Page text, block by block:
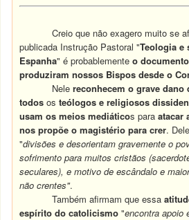
Creio que não exagero muito se
publicada Instrução Pastoral "Teologia e
Espanha" é probablementeo
produziram nossos Bispos desde o
Nelereconhecem o grave
todos osteólogos e religiosos
usam os meios mediáticos paraatacar
nos propõe o magistério para crer.
"divisões e desorientam gravemente o
sofrimento para muitos cristãos
seculares), e motivo de escândalo e
não crentes".
Também afirmam que essa
espírito do catolicismo "encontra apoio